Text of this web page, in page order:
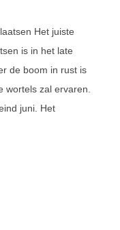
Het juiste
is in het late
de boom in rust is
wortels zal ervaren.
juni. Het